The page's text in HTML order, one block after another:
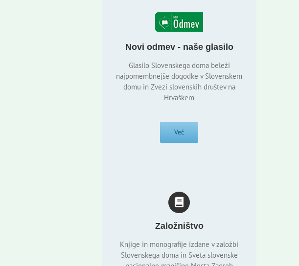
Novi odmev - naše glasilo
Glasilo Slovenskega doma beleži
najpomembnejše dogodke v Slovenskem
domu in Zvezi slovenskih društev na
Hrvaškem
Več
Založništvo
Knjige in monografije izdane v založbi
Slovenskega doma in Sveta slovenske